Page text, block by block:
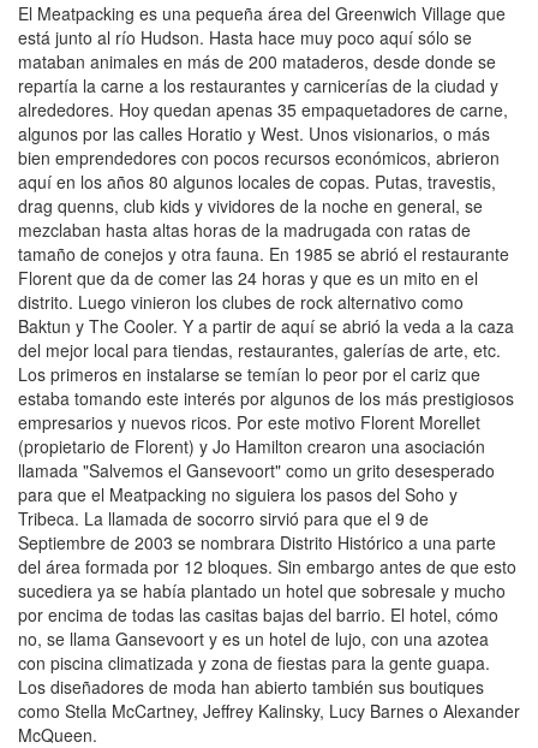
El Meatpacking es una pequeña área del Greenwich Village que
está junto al río Hudson. Hasta hace muy poco aquí sólo se
mataban animales en más de 200 mataderos, desde donde se
repartía la carne a los restaurantes y carnicerías de la ciudad y
alrededores. Hoy quedan apenas 35 empaquetadores de carne,
algunos por las calles Horatio y West. Unos visionarios, o más
bien emprendedores con pocos recursos económicos, abrieron
aquí en los años 80 algunos locales de copas. Putas, travestis,
drag quenns, club kids y vividores de la noche en general, se
mezclaban hasta altas horas de la madrugada con ratas de
tamaño de conejos y otra fauna. En 1985 se abrió el restaurante
Florent que da de comer las 24 horas y que es un mito en el
distrito. Luego vinieron los clubes de rock alternativo como
Baktun y The Cooler. Y a partir de aquí se abrió la veda a la caza
del mejor local para tiendas, restaurantes, galerías de arte, etc.
Los primeros en instalarse se temían lo peor por el cariz que
estaba tomando este interés por algunos de los más prestigiosos
empresarios y nuevos ricos. Por este motivo Florent Morellet
(propietario de Florent) y Jo Hamilton crearon una asociación
llamada "Salvemos el Gansevoort" como un grito desesperado
para que el Meatpacking no siguiera los pasos del Soho y
Tribeca. La llamada de socorro sirvió para que el 9 de
Septiembre de 2003 se nombrara Distrito Histórico a una parte
del área formada por 12 bloques. Sin embargo antes de que esto
sucediera ya se había plantado un hotel que sobresale y mucho
por encima de todas las casitas bajas del barrio. El hotel, cómo
no, se llama Gansevoort y es un hotel de lujo, con una azotea
con piscina climatizada y zona de fiestas para la gente guapa.
Los diseñadores de moda han abierto también sus boutiques
como Stella McCartney, Jeffrey Kalinsky, Lucy Barnes o Alexander
McQueen.